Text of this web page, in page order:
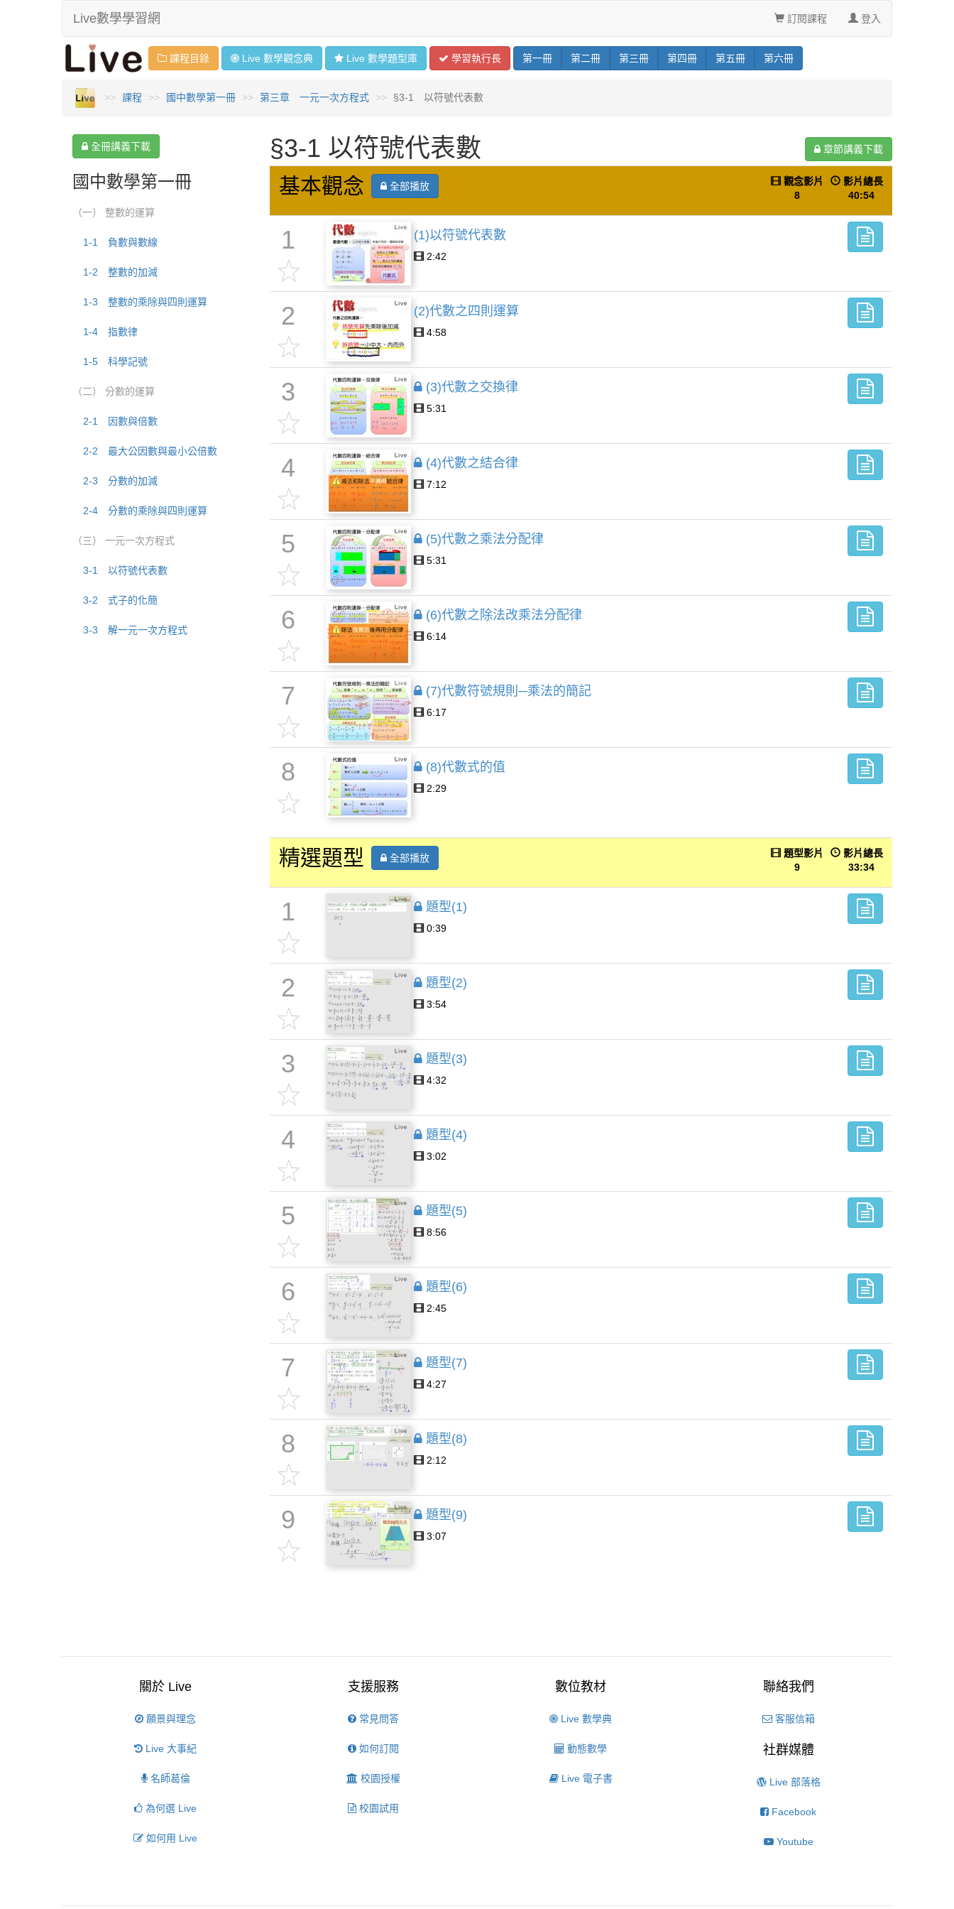
Live數學學習網 訂閱課程 登入
課程目錄 Live 數學觀念典 Live 數學題型庫 學習執行長 第一冊 第二冊 第三冊 第四冊 第五冊 第六冊
課程 國中數學第一冊 第三章 一元一次方程式 §3-1 以符號代表數
§3-1 以符號代表數 章節講義下載
基本觀念 全部播放
影片總長
40:54
觀念影片
8
1 (1)以符號代表數
2:42
2 (2)代數之四則運算
4:58
3 (3)代數之交換律
5:31
4 (4)代數之結合律
7:12
5 (5)代數之乘法分配律
5:31
6 (6)代數之除法改乘法分配律
6:14
7 (7)代數符號規則─乘法的簡記
6:17
8 (8)代數式的值
2:29
精選題型 全部播放
影片總長
33:34
題型影片
9
1 題型(1)
0:39
2 題型(2)
3:54
3 題型(3)
4:32
4 題型(4)
3:02
5 題型(5)
8:56
6 題型(6)
2:45
7 題型(7)
4:27
8 題型(8)
2:12
9 題型(9)
3:07
全冊講義下載
國中數學第一冊
（一） 整數的運算
1-1 負數與數線
1-2 整數的加減
1-3 整數的乘除與四則運算
1-4 指數律
1-5 科學記號
（二） 分數的運算
2-1 因數與倍數
2-2 最大公因數與最小公倍數
2-3 分數的加減
2-4 分數的乘除與四則運算
（三） 一元一次方程式
3-1 以符號代表數
3-2 式子的化簡
3-3 解一元一次方程式
關於 Live
願景與理念
Live 大事紀
名師葛倫
為何選 Live
如何用 Live
支援服務
常見問答
如何訂閱
校園授權
校園試用
數位教材
Live 數學典
動態數學
Live 電子書
聯絡我們
客服信箱
社群媒體
Live 部落格
Facebook
Youtube